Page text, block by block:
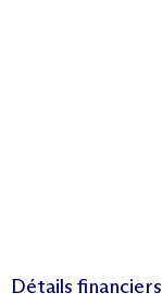
Détails financiers